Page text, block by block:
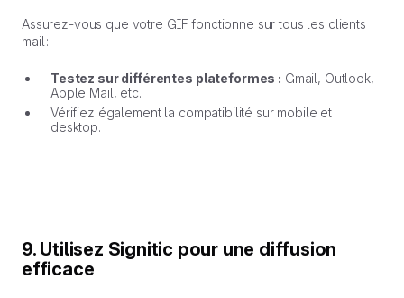
Assurez-vous que votre GIF fonctionne sur tous les clients
mail :
Testez sur différentes plateformes : Gmail, Outlook,
Apple Mail, etc.
Vérifiez également la compatibilité sur mobile et
desktop.
9. Utilisez Signitic pour une diffusion
efficace